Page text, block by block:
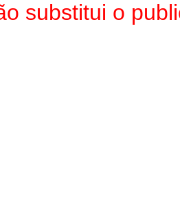
substitui o